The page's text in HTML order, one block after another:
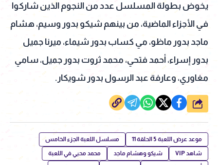
يخوض بطولة المسلسل عدد من النجوم الذين شاركوا
في الأجزاء الماضية، من بينهم شيكو بدور وسيم، هشام
ماجد بدور ماظو، مي كساب بدور شيماء، ميرنا جميل
بدور إسراء، أحمد فتحي، محمد ثروت بدور جميل، سامي
مغاوري، وعارفة عبد الرسول بدور شويكار.
شارك
موعد عرض اللعبة 5 الحلقة 11 مسلسل اللعبة الجزء الخامس
شاهد VIP شيكو وهشام ماجد محمد محيي في اللعبة